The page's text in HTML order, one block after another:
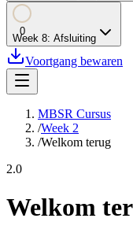
0
Week 8: Afsluiting
Voortgang bewaren
MBSR Cursus
/Week 2
/Welkom terug
2.0
Welkom